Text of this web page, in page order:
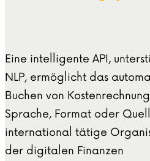
Eine intelligente API,
NLP, ermöglicht das
Buchen von
Sprache, Format oder
international tätige
der digitalen Finanzen